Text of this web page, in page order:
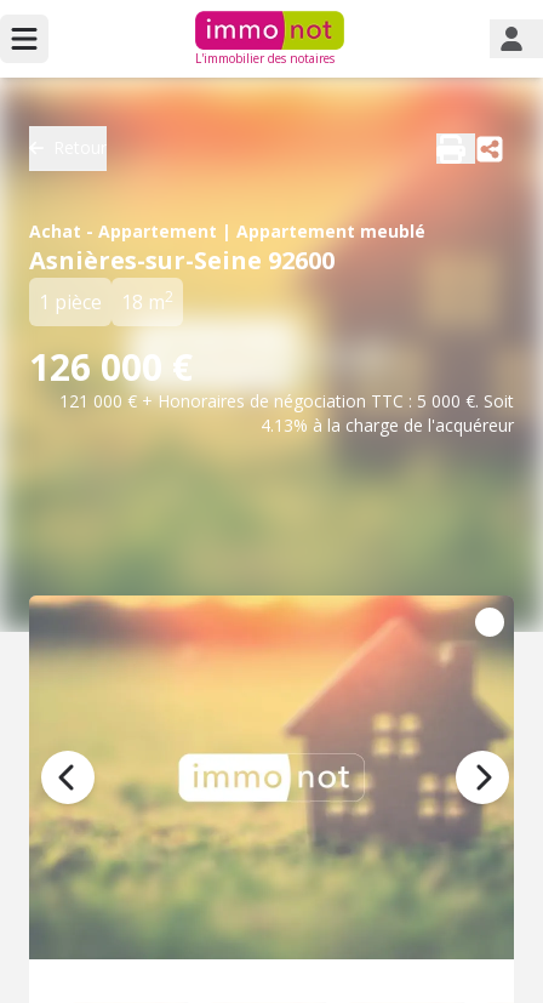
L'immobilier des notaires
Achat - Appartement | Appartement meublé
Asnières-sur-Seine 92600
1 pièce 18 m2
126 000 €
121 000 € + Honoraires de négociation TTC : 5 000 €. Soit
4.13% à la charge de l'acquéreur